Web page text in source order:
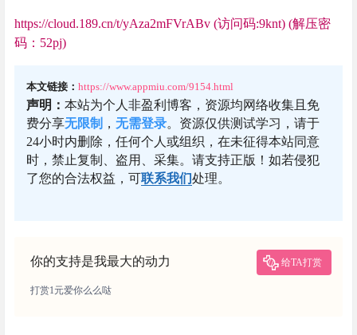
https://cloud.189.cn/t/yAza2mFVrABv (访问码:9knt) (解压密
码：52pj)
本文链接： https://www.appmiu.com/9154.html
声明： 本站为个人非盈利博客，资源均网络收集且免
费分享无限制 ， 无需登录。资源仅供测试学习，请于
24小时内删除，任何个人或组织，在未征得本站同意
时，禁止复制、盗用、采集。请支持正版！如若侵犯
了您的合法权益，可联系我们处理。
你的支持是我最大的动力 给TA打赏
打赏1元爱你么么哒